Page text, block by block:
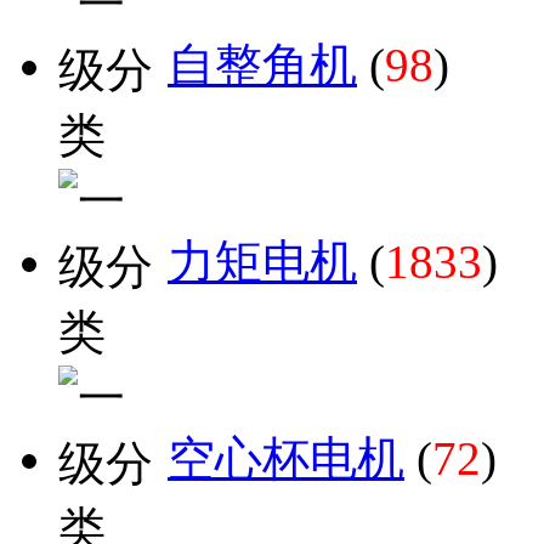
自整角机 (98)
力矩电机 (1833)
空心杯电机 (72)